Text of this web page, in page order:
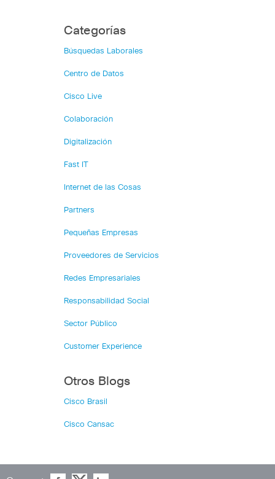
Categorías
Búsquedas Laborales
Centro de Datos
Cisco Live
Colaboración
Digitalización
Fast IT
Internet de las Cosas
Partners
Pequeñas Empresas
Proveedores de Servicios
Redes Empresariales
Responsabilidad Social
Sector Público
Customer Experience
Otros Blogs
Cisco Brasil
Cisco Cansac